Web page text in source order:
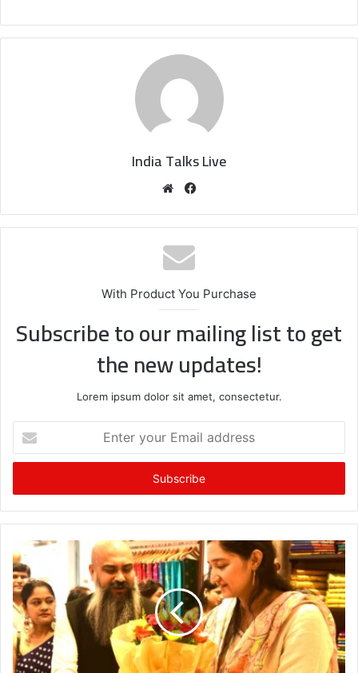
India Talks Live
We
te
bo
With Product You Purchase
Subscribe to our mailing list to get
the new updates!
Lorem ipsum dolor sit amet, consectetur.
t
r
y
r
E
m
a
i
l
a